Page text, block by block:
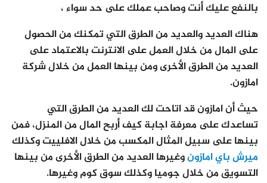
بالنفع عليك أنت وصاحب عملك على حد سواء ،
هناك العديد والعديد من الطرق التي تمكنك من الحصول
على المال من خلال العمل على الانترنت بالاعتماد على
العديد من الطرق الأخرى ومن بينها العمل من خلال شركة
امازون.
حيث أن امازون قد اتاحت لك العديد من الطرق التي
تساعدك على معرفة اجابة كيف أربح المال من المنزل، فمن
بينها على سبيل المثال المكسب من خلال الافلييت وكذلك
ميرش باي امازونوغيرها العديد من الطرق الأخرى من بينها
التسويق من خلال جوميا وكذلك سوق كوم وغيرها.